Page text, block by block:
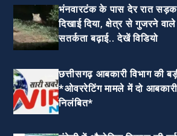
भंनवारटंक के पास देर रात
दिखाई दिया, क्षेत्र से गुजरने
सतर्कता बढ़ाई.. देखें विडियो
छत्तीसगढ़ आबकारी विभाग की
*ओवररेटिंग मामले में दो आबकारी
निलंबित*